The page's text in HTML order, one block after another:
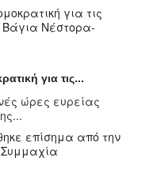
για τις...
ώρες ευρείας